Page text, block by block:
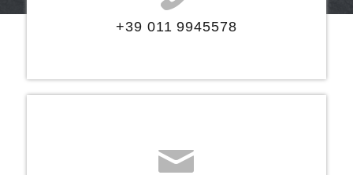
+39 011 9945578